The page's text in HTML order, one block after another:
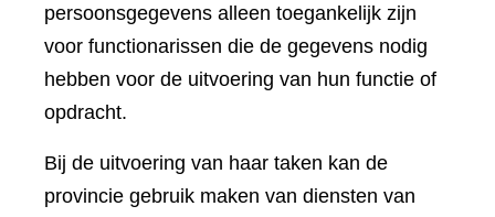
persoonsgegevens alleen toegankelijk zijn
voor functionarissen die de gegevens nodig
hebben voor de uitvoering van hun functie of
opdracht.
Bij de uitvoering van haar taken kan de
provincie gebruik maken van diensten van